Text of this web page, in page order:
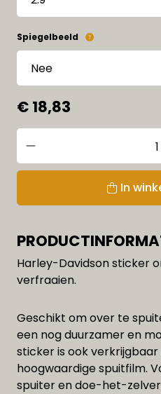
Spiegelbeeld
€ 18,83
In
Harley-Davidson sticker
verfraaien.
Geschikt om over te
een nog duurzamer en
sticker is ook
hoogwaardige spuitfilm.
spuiter en doe-het-